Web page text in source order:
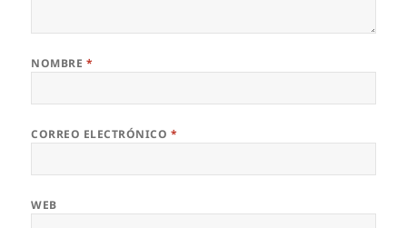
NOMBRE *
CORREO ELECTRÓNICO *
WEB